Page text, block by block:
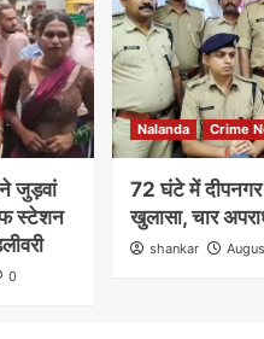
जुड़वां
स्टेशन
0
Nalanda Crime
72 घंटे में
खुलासा, चार
shankar